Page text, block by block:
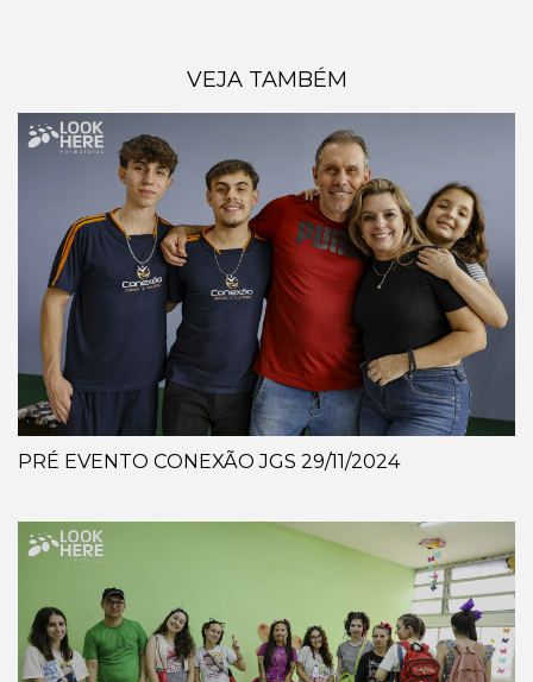
VEJA TAMBÉM
PRÉ EVENTO CONEXÃO JGS 29/11/2024